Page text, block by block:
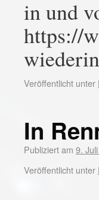
in und
https://
Veröffentlicht unter
In
Publiziert am 9.
Veröffentlicht unter